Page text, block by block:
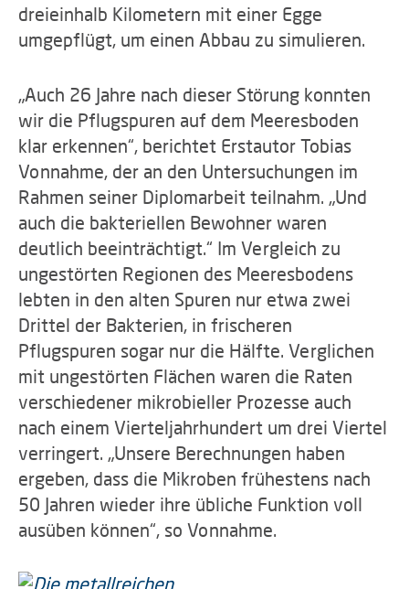
dreieinhalb Kilometern mit einer Egge
umgepflügt, um einen Abbau zu simulieren.
„Auch 26 Jahre nach dieser Störung konnten
wir die Pflugspuren auf dem Meeresboden
klar erkennen“, berichtet Erstautor Tobias
Vonnahme, der an den Untersuchungen im
Rahmen seiner Diplomarbeit teilnahm. „Und
auch die bakteriellen Bewohner waren
deutlich beeinträchtigt.“ Im Vergleich zu
ungestörten Regionen des Meeresbodens
lebten in den alten Spuren nur etwa zwei
Drittel der Bakterien, in frischeren
Pflugspuren sogar nur die Hälfte. Verglichen
mit ungestörten Flächen waren die Raten
verschiedener mikrobieller Prozesse auch
nach einem Vierteljahrhundert um drei Viertel
verringert. „Unsere Berechnungen haben
ergeben, dass die Mikroben frühestens nach
50 Jahren wieder ihre übliche Funktion voll
ausüben können“, so Vonnahme.